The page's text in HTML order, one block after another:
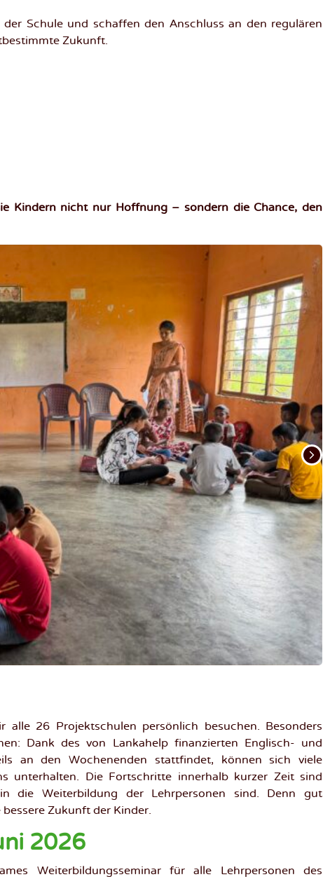
Schule und schaffen den Anschluss an den regulären
Zukunft.
Kindern nicht nur Hoffnung – sondern die Chance, den
26 Projektschulen persönlich besuchen. Besonders
Dank des von Lankahelp finanzierten Englisch- und
an den Wochenenden stattfindet, können sich viele
unterhalten. Die Fortschritte innerhalb kurzer Zeit sind
die Weiterbildung der Lehrpersonen sind. Denn gut
Zukunft der Kinder.
2026
Weiterbildungsseminar für alle Lehrpersonen des